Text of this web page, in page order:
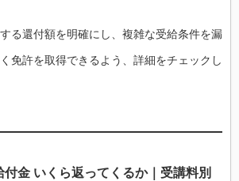
る還付額を明確にし、複雑な受給条件を漏
免許を取得できるよう、詳細をチェックし
金 いくら返ってくるか｜受講料別